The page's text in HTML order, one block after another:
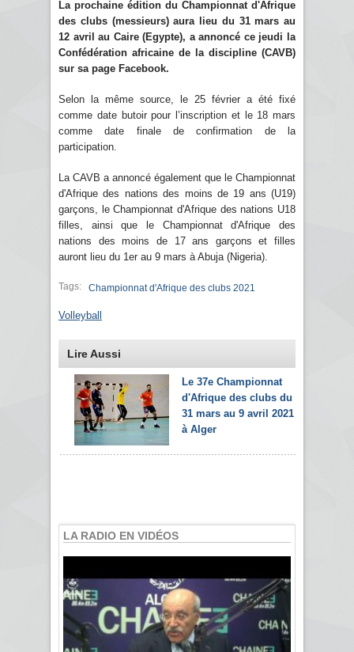
La prochaine édition du Championnat d'Afrique
des clubs (messieurs) aura lieu du 31 mars au
12 avril au Caire (Egypte), a annoncé ce jeudi la
Confédération africaine de la discipline (CAVB)
sur sa page Facebook.
Selon la même source, le 25 février a été fixé
comme date butoir pour l’inscription et le 18 mars
comme date finale de confirmation de la
participation.
La CAVB a annoncé également que le Championnat
d'Afrique des nations des moins de 19 ans (U19)
garçons, le Championnat d'Afrique des nations U18
filles, ainsi que le Championnat d'Afrique des
nations des moins de 17 ans garçons et filles
auront lieu du 1er au 9 mars à Abuja (Nigeria).
Tags: Championnat d'Afrique des clubs 2021
Volleyball
Lire Aussi
Le 37e Championnat
d'Afrique des clubs du
31 mars au 9 avril 2021
à Alger
LA RADIO EN VIDÉOS